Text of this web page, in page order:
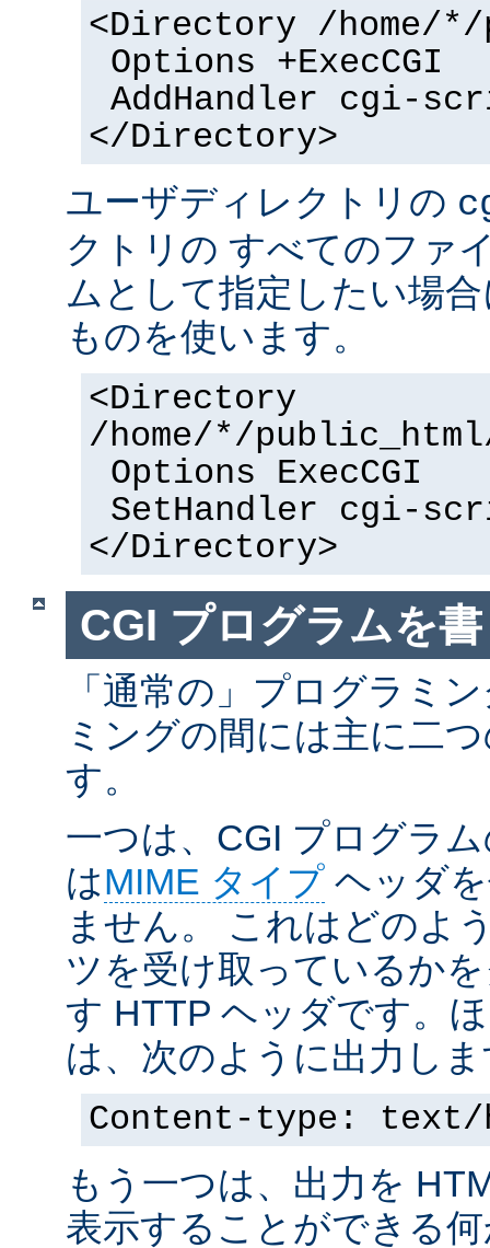
<Directory /home/
Options +ExecCGI
AddHandler cgi-
</Directory>
ユーザディレクトリの
クトリの すべてのファ
ムとして指定したい場
ものを使います。
<Directory
/home/*/
Options ExecCGI
SetHandler cgi-
</Directory>
CGI プログラムを
「通常の」プログラミ
ミングの間には主に二
す。
一つは、CGI プログラ
はMIME タイプ ヘッダ
ません。 これはどのよ
ツを受け取っているか
す HTTP ヘッダです。
は、次のように出力し
Content-type: text/
もう一つは、出力を
表示することができる